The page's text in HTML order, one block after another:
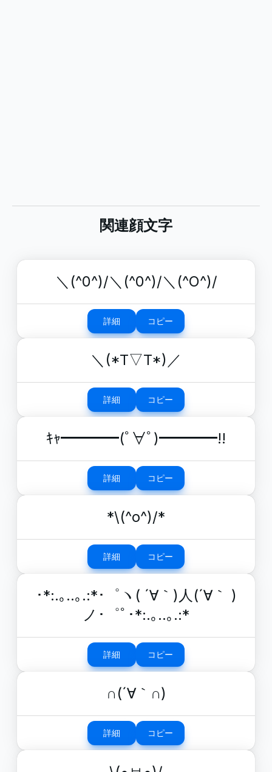
関連顔文字
＼(^0^)/＼(^0^)/＼(^O^)/
詳細 コピー
＼(*T▽T*)／
詳細 コピー
ｷｬ━━━━(ﾟ∀ﾟ)━━━━!!
詳細 コピー
*\(^o^)/*
詳細 コピー
･*:.｡..｡.:*･゜ヽ( ´∀｀)人(´∀｀ )
ノ･゜ﾟ･*:.｡..｡.:*
詳細 コピー
∩(´∀｀∩)
詳細 コピー